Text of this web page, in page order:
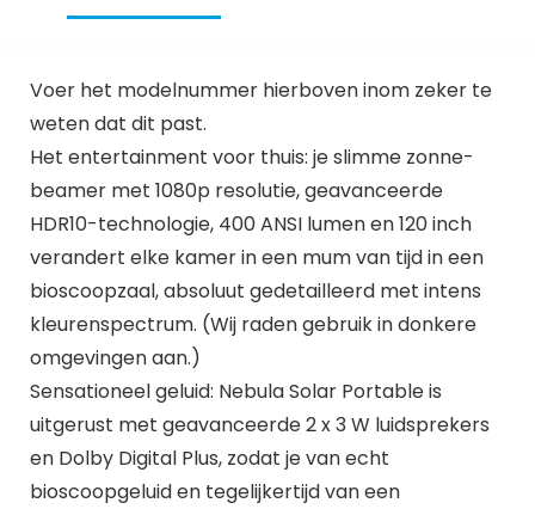
Voer het modelnummer hierboven inom zeker te
weten dat dit past.
Het entertainment voor thuis: je slimme zonne-
beamer met 1080p resolutie, geavanceerde
HDR10-technologie, 400 ANSI lumen en 120 inch
verandert elke kamer in een mum van tijd in een
bioscoopzaal, absoluut gedetailleerd met intens
kleurenspectrum. (Wij raden gebruik in donkere
omgevingen aan.)
Sensationeel geluid: Nebula Solar Portable is
uitgerust met geavanceerde 2 x 3 W luidsprekers
en Dolby Digital Plus, zodat je van echt
bioscoopgeluid en tegelijkertijd van een